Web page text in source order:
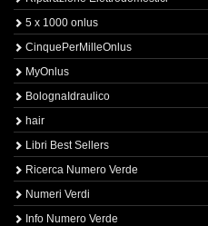
5 x 1000 onlus
CinquePerMilleOnlus
MyOnlus
BolognaIdraulico
hair
Libri Best Sellers
Ricerca Numero Verde
Numeri Verdi
Info Numero Verde